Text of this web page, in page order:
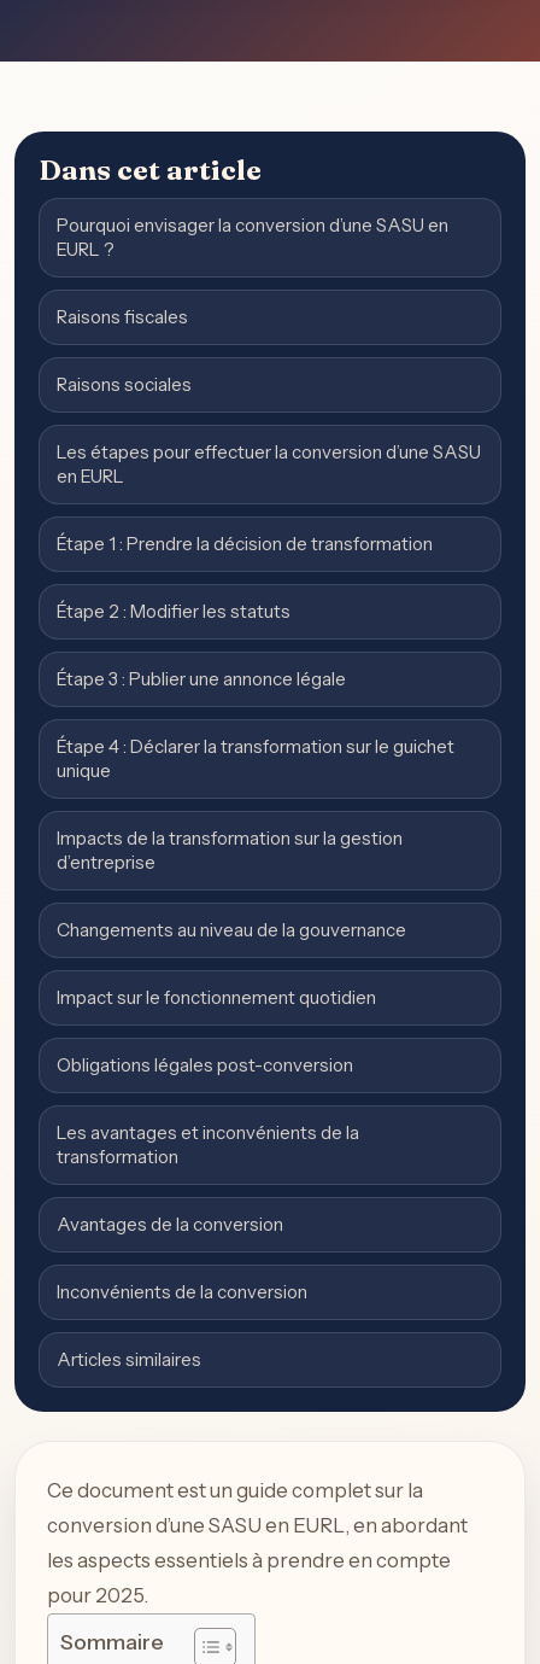
Dans cet article
Pourquoi envisager la conversion d’une SASU en
EURL ?
Raisons fiscales
Raisons sociales
Les étapes pour effectuer la conversion d’une SASU
en EURL
Étape 1 : Prendre la décision de transformation
Étape 2 : Modifier les statuts
Étape 3 : Publier une annonce légale
Étape 4 : Déclarer la transformation sur le guichet
unique
Impacts de la transformation sur la gestion
d’entreprise
Changements au niveau de la gouvernance
Impact sur le fonctionnement quotidien
Obligations légales post-conversion
Les avantages et inconvénients de la
transformation
Avantages de la conversion
Inconvénients de la conversion
Articles similaires
Ce document est un guide complet sur la
conversion d’une SASU en EURL, en abordant
les aspects essentiels à prendre en compte
pour 2025.
Sommaire